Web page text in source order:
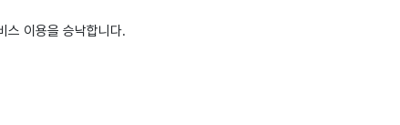
스 이용을 승낙합니다.